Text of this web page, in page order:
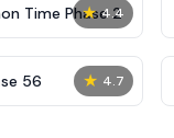
★ 4.4
Time Phase 2
★ 4.7
56